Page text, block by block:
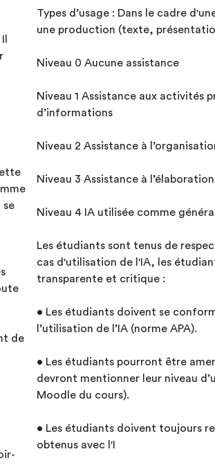
se
de
Types d’usage : Dans le cadre
une production (texte,
Niveau 0 Aucune assistance
Niveau 1 Assistance aux activités
d’informations
Niveau 2 Assistance à
Niveau 3 Assistance à
Niveau 4 IA utilisée comme
Les étudiants sont tenus de
cas d'utilisation de l'IA, les
transparente et critique :
• Les étudiants doivent se
l’utilisation de l’IA (norme APA).
• Les étudiants pourront être
devront mentionner leur niveau
Moodle du cours).
• Les étudiants doivent toujours
obtenus avec l'I